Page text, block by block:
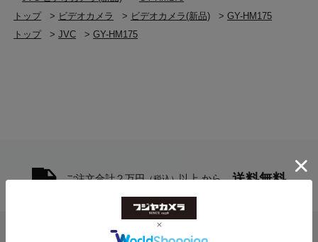
トップ
> ビデオカメラ > ビデオカメラ(新品) > GY-HM175
トップ
>JVC >GY-HM175
ご注文合計２万円（税込）以上 から 送料無料